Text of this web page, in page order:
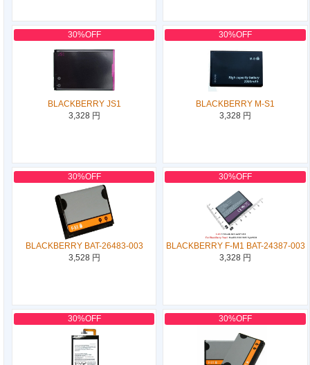
30%OFF
BLACKBERRY JS1
3,328 円
30%OFF
BLACKBERRY M-S1
3,328 円
30%OFF
BLACKBERRY BAT-26483-003
3,528 円
30%OFF
BLACKBERRY F-M1 BAT-24387-003
3,328 円
30%OFF 30%OFF